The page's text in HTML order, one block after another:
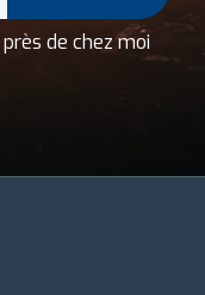
de chez moi